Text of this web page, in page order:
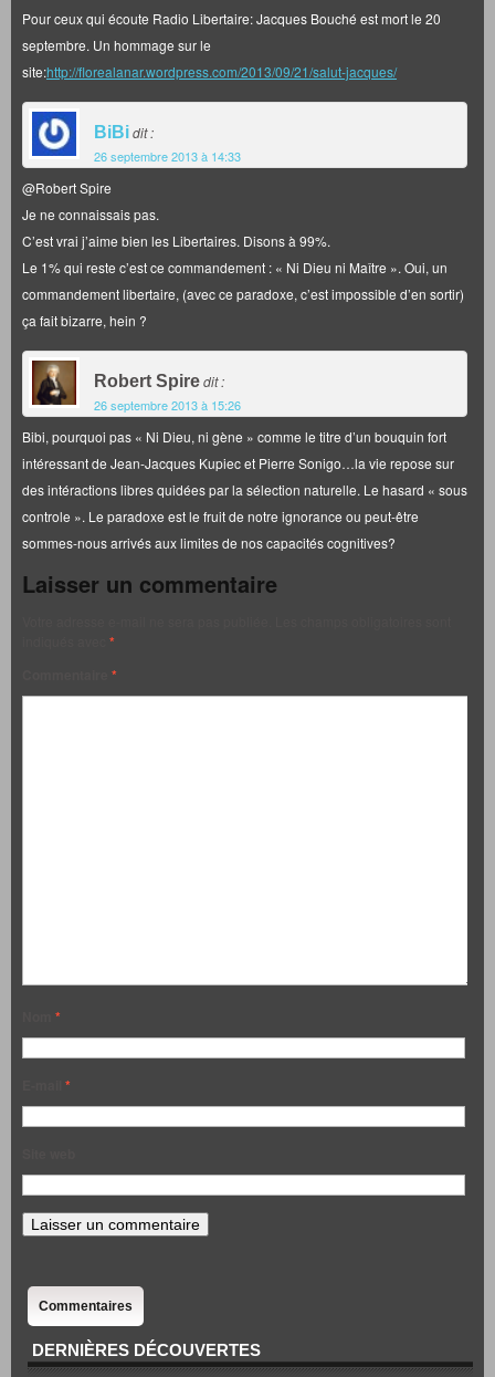
Pour ceux qui écoute Radio Libertaire: Jacques Bouché est mort le 20
septembre. Un hommage sur le
site:http://florealanar.wordpress.com/2013/09/21/salut-jacques/
BiBidit :
26 septembre 2013 à 14:33
@Robert Spire
Je ne connaissais pas.
C’est vrai j’aime bien les Libertaires. Disons à 99%.
Le 1% qui reste c’est ce commandement : « Ni Dieu ni Maître ». Oui, un
commandement libertaire, (avec ce paradoxe, c’est impossible d’en sortir)
ça fait bizarre, hein ?
Robert Spiredit :
26 septembre 2013 à 15:26
Bibi, pourquoi pas « Ni Dieu, ni gène » comme le titre d’un bouquin fort
intéressant de Jean-Jacques Kupiec et Pierre Sonigo…la vie repose sur
des intéractions libres quidées par la sélection naturelle. Le hasard « sous
controle ». Le paradoxe est le fruit de notre ignorance ou peut-être
sommes-nous arrivés aux limites de nos capacités cognitives?
Laisser un commentaire
*
*
*
*
Commentaires
DERNIÈRES DÉCOUVERTES